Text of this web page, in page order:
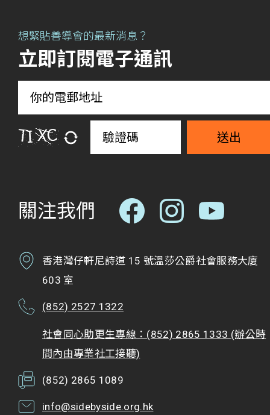
想緊貼善導會的最新消息？
立即訂閱電子通訊
送出
關注我們
香港灣仔軒尼詩道 15 號溫莎公爵社會服務大廈
603 室
(852) 2527 1322
社會同心助更生專線：(852) 2865 1333 (辦公時
間內由專業社工接聽)
(852) 2865 1089
info@sidebyside.org.hk